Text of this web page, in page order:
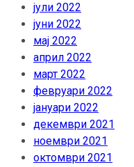
јули 2022
јуни 2022
мај 2022
април 2022
март 2022
февруари 2022
јануари 2022
декември 2021
ноември 2021
октомври 2021